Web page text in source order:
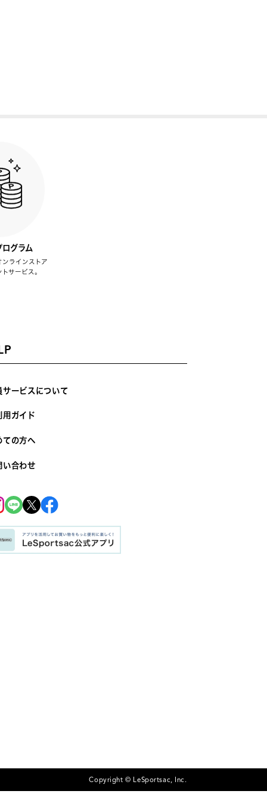
ログラム
ラインストア
サービス。
サービスについて
用ガイド
ての方へ
い合わせ
Copyright © LeSportsac, Inc.